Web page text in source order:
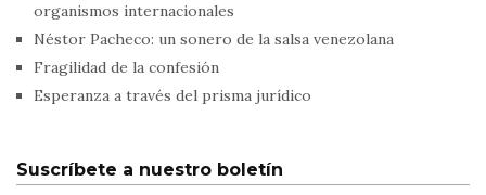
organismos internacionales
Néstor Pacheco: un sonero de la salsa venezolana
Fragilidad de la confesión
Esperanza a través del prisma jurídico
Suscríbete a nuestro boletín